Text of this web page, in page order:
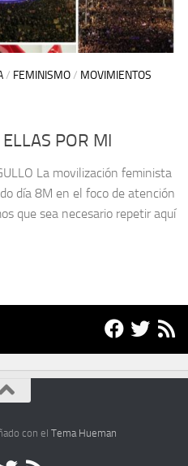
/ FEMINISMO/ MOVIMIENTOS
POR MI
La movilización feminista
día 8M en el foco de atención
que sea necesario repetir aquí
con elTema Hueman